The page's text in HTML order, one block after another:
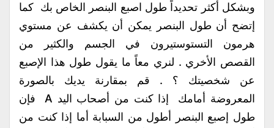
وبشكل أكثر تحديداً طول اصبع البنصر الخاص بك كما
إتضح أن طول البنصر يمكن أن يكشف عن مستوي
هرمون التستوستيرون في الجسم والكثير من
القصص الأخري . لنري معاً ما يقول طول هذا الإصبع
عن شخصيتك ؟ . قم بمقارنة يديك بالصورة
المعروضة أمامك إذا كنت من أصحاب اليد A فإن
طول إصبع البنصر أطول من السبابة أما إذا كنت من